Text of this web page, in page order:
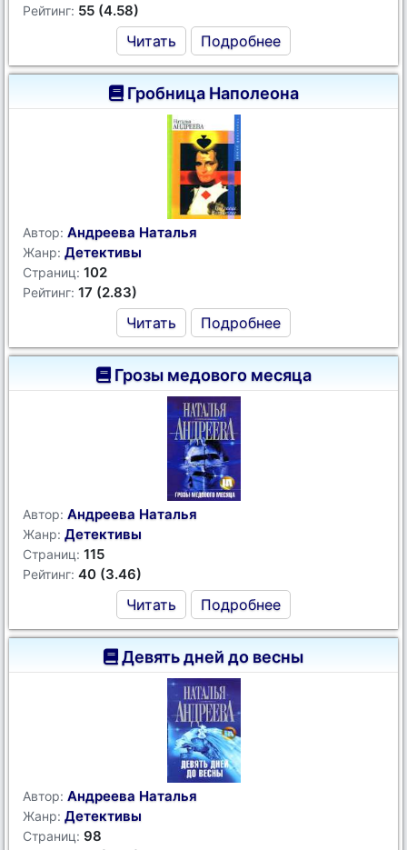
Рейтинг: 55 (4.58)
Читать Подробнее
Гробница Наполеона
Автор: Андреева Наталья
Жанр: Детективы
Страниц: 102
Рейтинг: 17 (2.83)
Читать Подробнее
Грозы медового месяца
Автор: Андреева Наталья
Жанр: Детективы
Страниц: 115
Рейтинг: 40 (3.46)
Читать Подробнее
Девять дней до весны
Автор: Андреева Наталья
Жанр: Детективы
Страниц: 98